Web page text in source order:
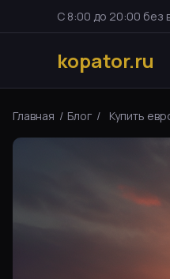
С 8:00 до 20:00 без
kopator.ru
Главная / Блог / Купить